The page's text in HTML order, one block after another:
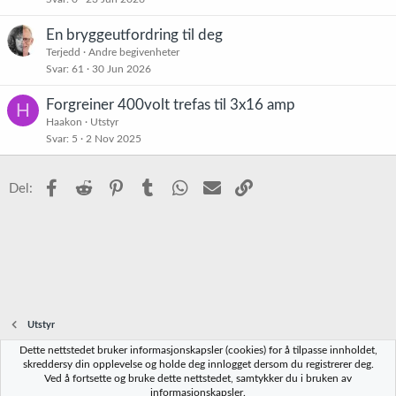
En bryggeutfordring til deg
Terjedd
Andre begivenheter
Svar 61 30 Jun 2026
H Forgreiner 400volt trefas til 3x16 amp
Haakon
Utstyr
Svar 5 2 Nov 2025
Del: Facebook
Reddit PinterestTumblr WhatsApp
E-post
Utstyr
Norbrygg-default
Vilkår og regler Personvernregler
Dette nettstedet bruker informasjonskapsler (cookies) for å tilpasse innholdet,
skreddersy din opplevelse og holde deg innlogget dersom du registrerer deg.
Ved å fortsette og bruke dette nettstedet, samtykker du i bruken av
informasjonskapsler.